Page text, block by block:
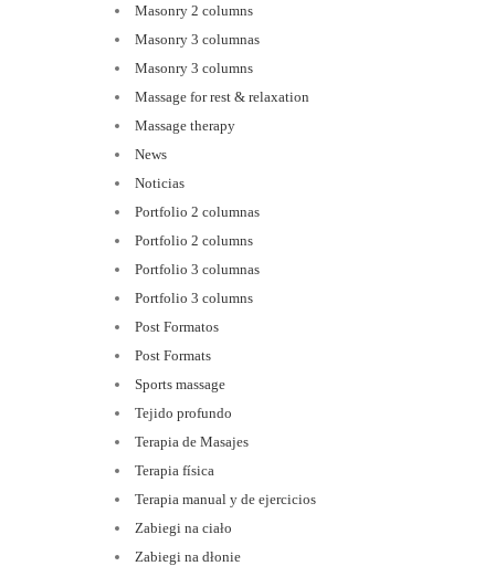
Masonry 2 columns
Masonry 3 columnas
Masonry 3 columns
Massage for rest & relaxation
Massage therapy
News
Noticias
Portfolio 2 columnas
Portfolio 2 columns
Portfolio 3 columnas
Portfolio 3 columns
Post Formatos
Post Formats
Sports massage
Tejido profundo
Terapia de Masajes
Terapia física
Terapia manual y de ejercicios
Zabiegi na ciało
Zabiegi na dłonie